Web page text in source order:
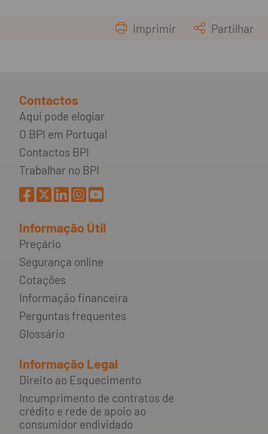
Imprimir Partilhar
Contactos
Aqui pode elogiar
O BPI em Portugal
Contactos BPI
Trabalhar no BPI
Informação Útil
Preçário
Segurança online
Cotações
Informação financeira
Perguntas frequentes
Glossário
Informação Legal
Direito ao Esquecimento
Incumprimento de contratos de
crédito e rede de apoio ao
consumidor endividado